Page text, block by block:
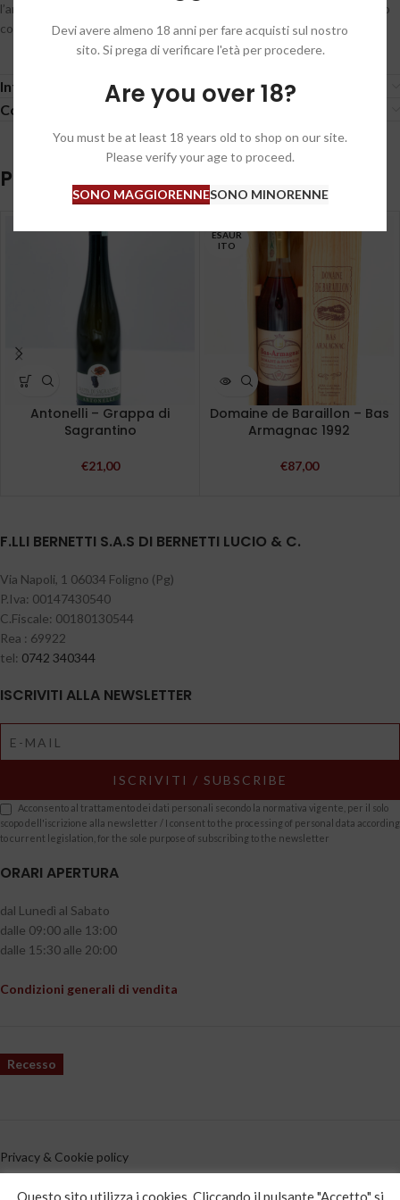
Devi avere almeno 18 anni per fare acquisti sul nostro
sito. Si prega di verificare l'età per procedere.
Are you over 18?
You must be at least 18 years old to shop on our site.
Please verify your age to proceed.
SONO MAGGIORENNESONO MINORENNE
l’armagnac. Un distillato incredibilmente buono, genuino e ancora poco
conosciuto.
Informazioni aggiuntive
Condizioni generali / General conditions
Prodotti correlati
Antonelli – Grappa di
Sagrantino
€21,00
ESAUR
ITO
Domaine de Baraillon – Bas
Armagnac 1992
€87,00
F.LLI BERNETTI S.A.S DI BERNETTI LUCIO & C.
Via Napoli, 1 06034 Foligno (Pg)
P.Iva: 00147430540
C.Fiscale: 00180130544
Rea : 69922
tel: 0742 340344
ISCRIVITI ALLA NEWSLETTER
Acconsento al trattamento dei dati personali secondo la normativa vigente, per il solo
scopo dell'iscrizione alla newsletter / I consent to the processing of personal data according
to current legislation, for the sole purpose of subscribing to the newsletter
ORARI APERTURA
dal Lunedì al Sabato
dalle 09:00 alle 13:00
dalle 15:30 alle 20:00
Condizioni generali di vendita
Recesso
Privacy & Cookie policy
CATEGORIE PRODOTTO
Questo sito utilizza i cookies. Cliccando il pulsante "Accetto" si